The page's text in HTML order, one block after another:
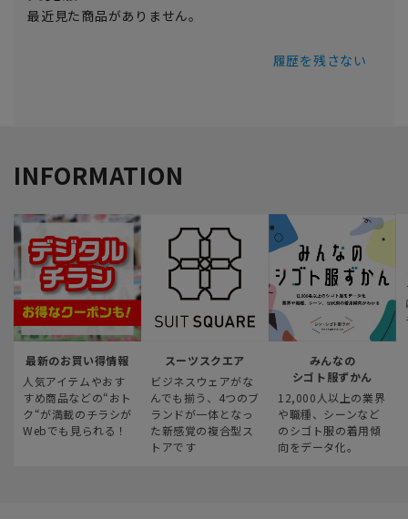
最近見た商品がありません。
履歴を残さない
INFORMATION
最新のお買い得情報
人気アイテムやおす
すめ商品などの“おト
ク“が満載のチラシが
Webでも見られる！
スーツスクエア
ビジネスウェアがな
んでも揃う、4つのブ
ランドが一体となっ
た新感覚の複合型ス
トアです
みんなの
シゴト服ずかん
12,000人以上の業界
や職種、シーンなど
のシゴト服の着用傾
向をデータ化。